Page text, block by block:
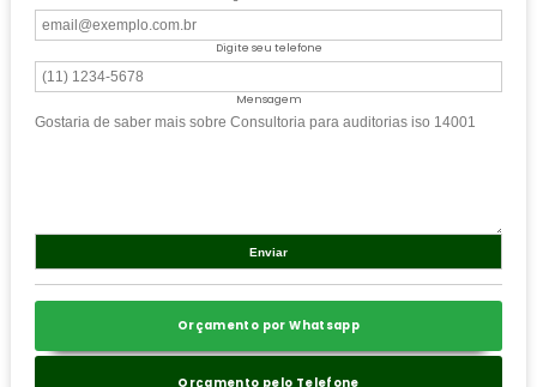
Digite seu telefone
Mensagem
Orçamento por Whatsapp
Orçamento pelo Telefone